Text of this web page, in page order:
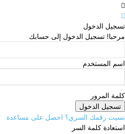
تسجيل الدخول
مرحبا! تسجيل الدخول إلى حسابك
اسم المستخدم
كلمة المرور
نسيت رقمك السري؟ احصل على مساعدة
استعادة كلمة السر